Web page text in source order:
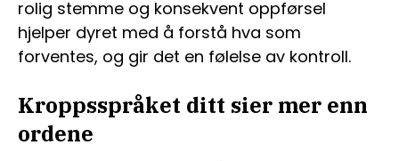
rolig stemme og konsekvent oppførsel
hjelper dyret med å forstå hva som
forventes, og gir det en følelse av kontroll.
Kroppsspråket ditt sier mer enn
ordene